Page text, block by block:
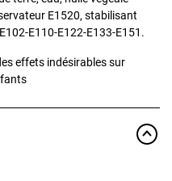
E1520, stabilisant
E110-E122-E133-E151.
effets indésirables sur